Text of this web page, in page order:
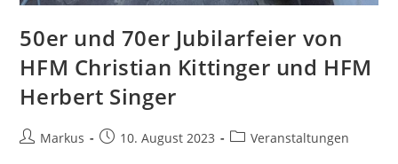
50er und 70er Jubilarfeier von
HFM Christian Kittinger und HFM
Herbert Singer
Markus 10. August 2023 Veranstaltungen